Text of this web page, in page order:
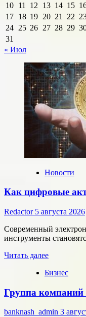
10 11 12 13 14 15
17 18 19 20 21 22
24 25 26 27 28 29
31
« Июл
Новости
Как цифровые
Redactor 5 августа 2026
Современный
инструменты
Читать далееПрочитать
о
цифровые
меняют
Бизнес
Группа компаний
banknash_admin 3